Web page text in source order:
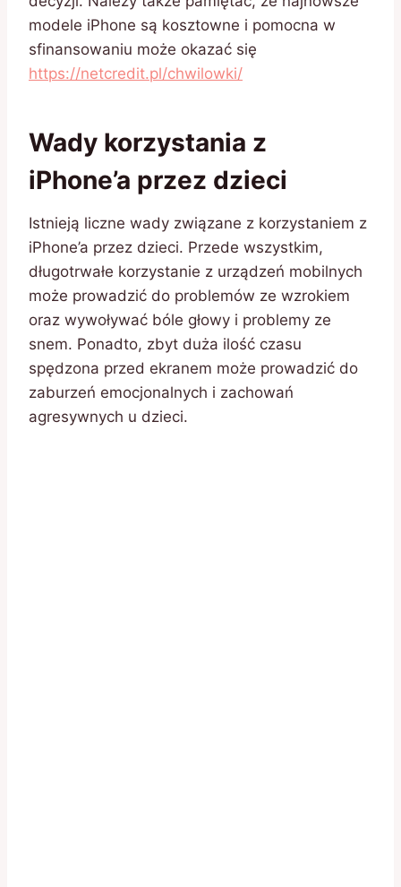
modele iPhone są kosztowne i pomocna w
sfinansowaniu może okazać się
https://netcredit.pl/chwilowki/
Wady korzystania z
iPhone’a przez dzieci
Istnieją liczne wady związane z korzystaniem z
iPhone’a przez dzieci. Przede wszystkim,
długotrwałe korzystanie z urządzeń mobilnych
może prowadzić do problemów ze wzrokiem
oraz wywoływać bóle głowy i problemy ze
snem. Ponadto, zbyt duża ilość czasu
spędzona przed ekranem może prowadzić do
zaburzeń emocjonalnych i zachowań
agresywnych u dzieci.